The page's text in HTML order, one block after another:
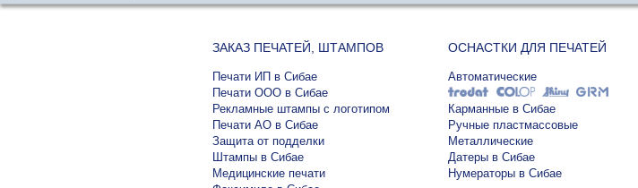
ЗАКАЗ ПЕЧАТЕЙ, ШТАМПОВ
Печати ИП в Сибае
Печати ООО в Сибае
Рекламные штампы с логотипом
Печати АО в Сибае
Защита от подделки
Штампы в Сибае
Медицинские печати
ОСНАСТКИ ДЛЯ ПЕЧАТЕЙ
Автоматические
Карманные в Сибае
Ручные пластмассовые
Металлические
Датеры в Сибае
Нумераторы в Сибае